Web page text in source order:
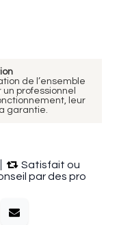
de l’ensemble
professionnel
leur
garantie.
Satisfait ou
par des pro